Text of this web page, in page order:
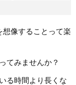
像することって楽
てみませんか？
る時間より長くな